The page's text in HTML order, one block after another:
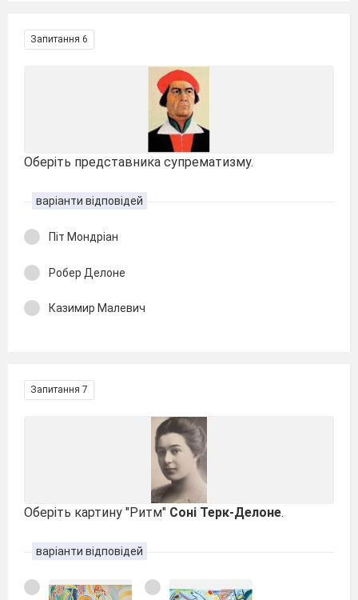
Запитання 6
Оберіть представника супрематизму.
варіанти відповідей
Піт Мондріан
Робер Делоне
Казимир Малевич
Запитання 7
Оберіть картину "Ритм" Соні Терк-Делоне.
варіанти відповідей